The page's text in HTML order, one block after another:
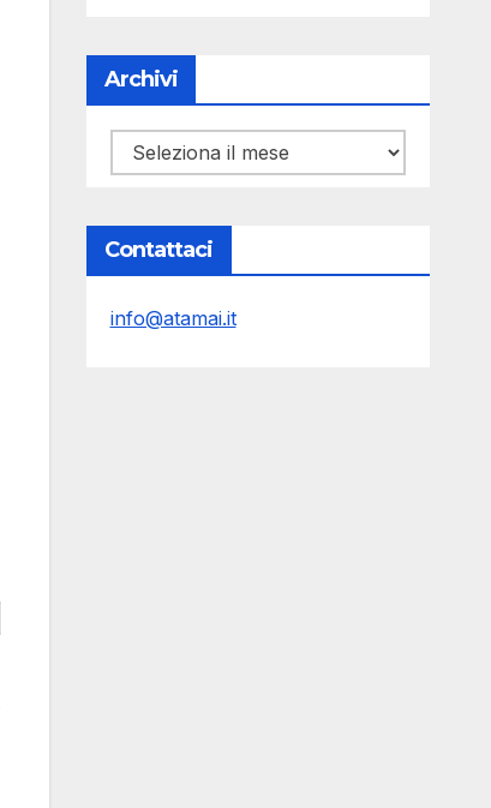
Archivi
Archivi
Contattaci
info@atamai.it